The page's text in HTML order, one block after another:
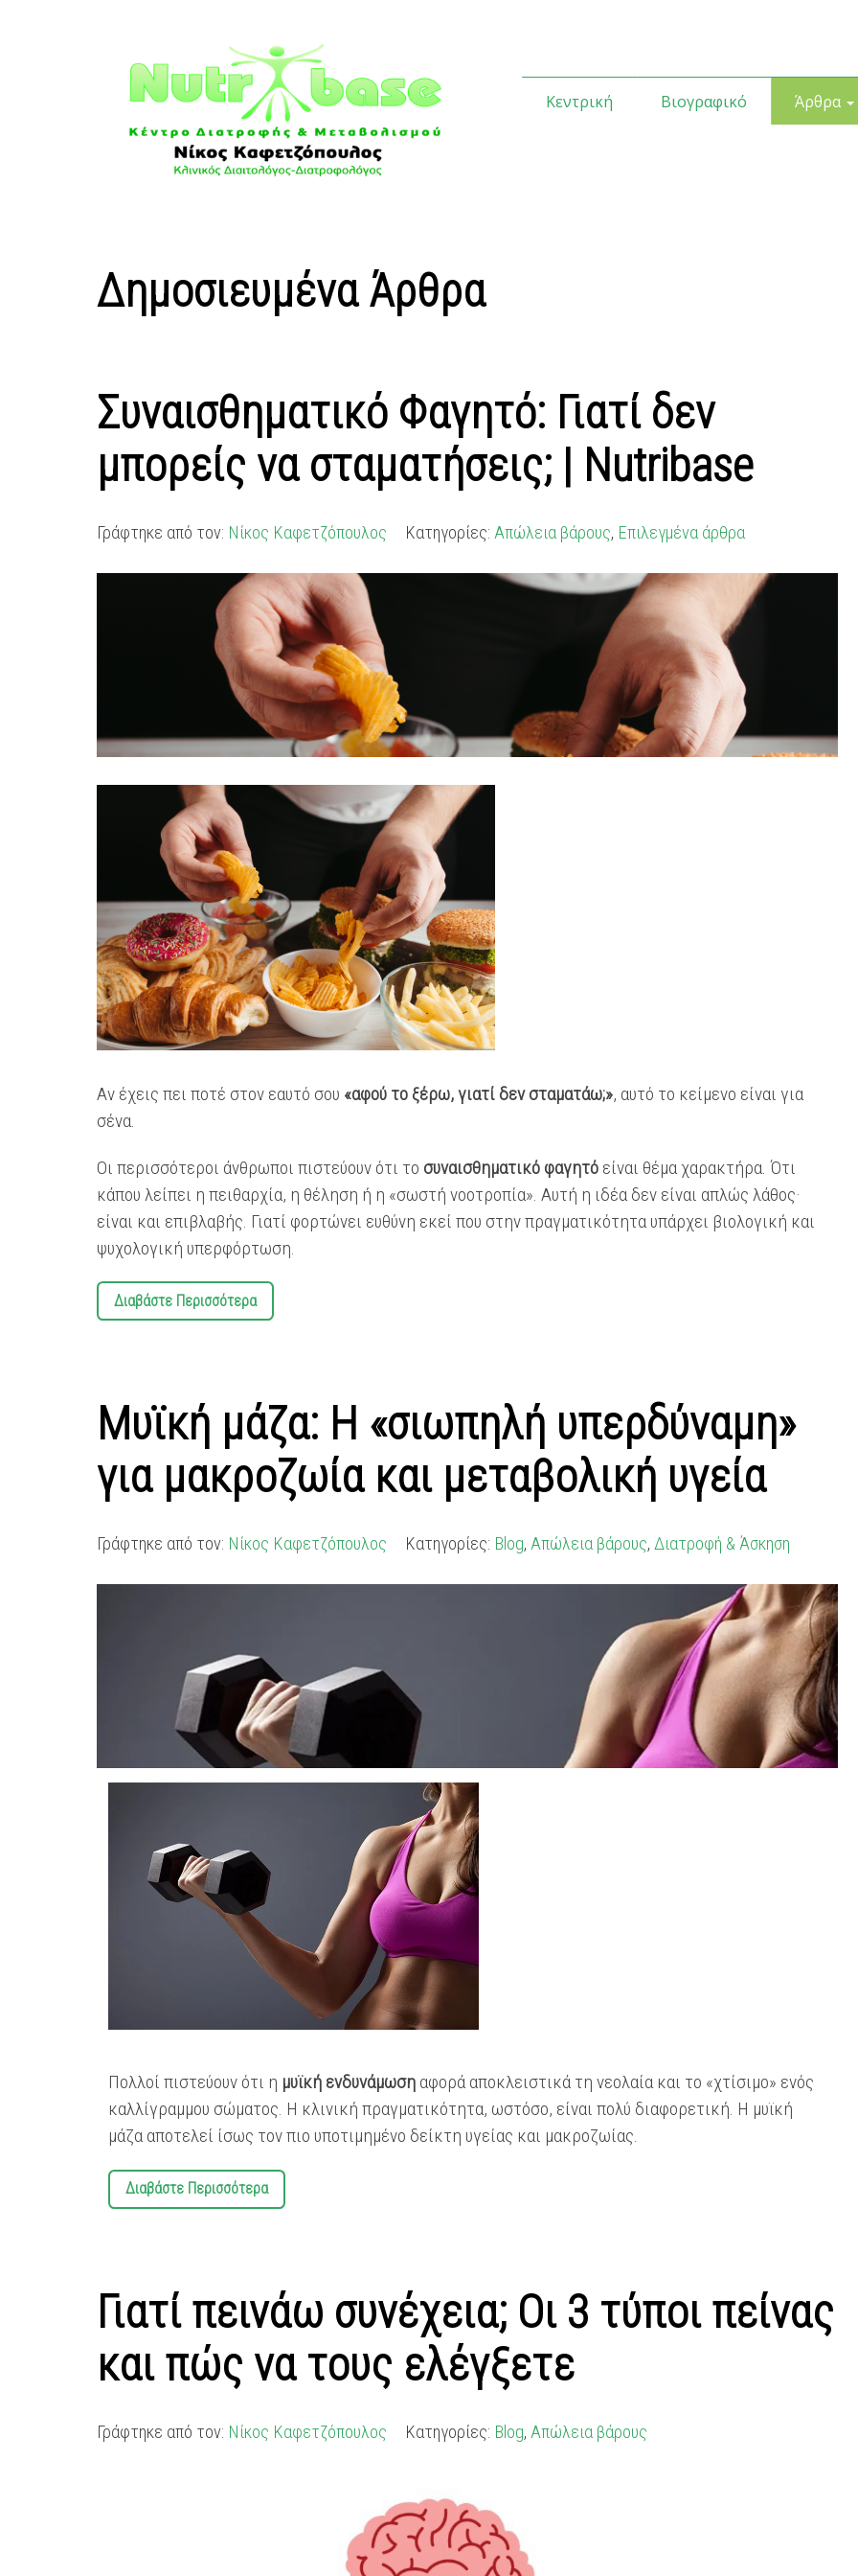
Κεντρική Βιογραφικό Άρθρα
Δημοσιευμένα Άρθρα
Συναισθηματικό Φαγητό: Γιατί δεν
μπορείς να σταματήσεις; | Nutribase
Γράφτηκε από τον: Νίκος Καφετζόπουλος Κατηγορίες: Απώλεια βάρους, Επιλεγμένα άρθρα
Αν έχεις πει ποτέ στον εαυτό σου «αφού το ξέρω, γιατί δεν σταματάω;», αυτό το κείμενο είναι για
σένα.
Οι περισσότεροι άνθρωποι πιστεύουν ότι το συναισθηματικό φαγητό είναι θέμα χαρακτήρα. Ότι
κάπου λείπει η πειθαρχία, η θέληση ή η «σωστή νοοτροπία». Αυτή η ιδέα δεν είναι απλώς λάθος·
είναι και επιβλαβής. Γιατί φορτώνει ευθύνη εκεί που στην πραγματικότητα υπάρχει βιολογική και
ψυχολογική υπερφόρτωση.
Διαβάστε Περισσότερα
Μυϊκή μάζα: Η «σιωπηλή υπερδύναμη»
για μακροζωία και μεταβολική υγεία
Γράφτηκε από τον: Νίκος Καφετζόπουλος Κατηγορίες: Blog,Απώλεια βάρους,Διατροφή & Άσκηση
Πολλοί πιστεύουν ότι η μυϊκή ενδυνάμωση αφορά αποκλειστικά τη νεολαία και το «χτίσιμο» ενός
καλλίγραμμου σώματος. Η κλινική πραγματικότητα, ωστόσο, είναι πολύ διαφορετική. Η μυϊκή
μάζα αποτελεί ίσως τον πιο υποτιμημένο δείκτη υγείας και μακροζωίας.
Διαβάστε Περισσότερα
Γιατί πεινάω συνέχεια; Οι 3 τύποι πείνας
και πώς να τους ελέγξετε
Γράφτηκε από τον: Νίκος Καφετζόπουλος Κατηγορίες: Blog, Απώλεια βάρους